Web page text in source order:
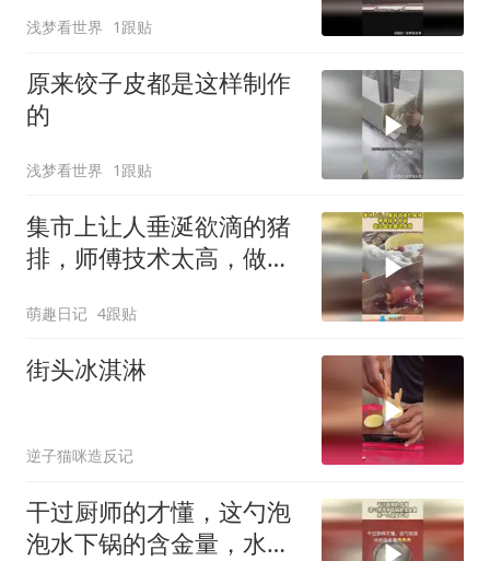
浅梦看世界 1跟贴
原来饺子皮都是这样制作
的
浅梦看世界 1跟贴
集市上让人垂涎欲滴的猪
排，师傅技术太高，做出
萌趣日记 4跟贴
街头冰淇淋
逆子猫咪造反记
干过厨师的才懂，这勺泡
泡水下锅的含金量，水一